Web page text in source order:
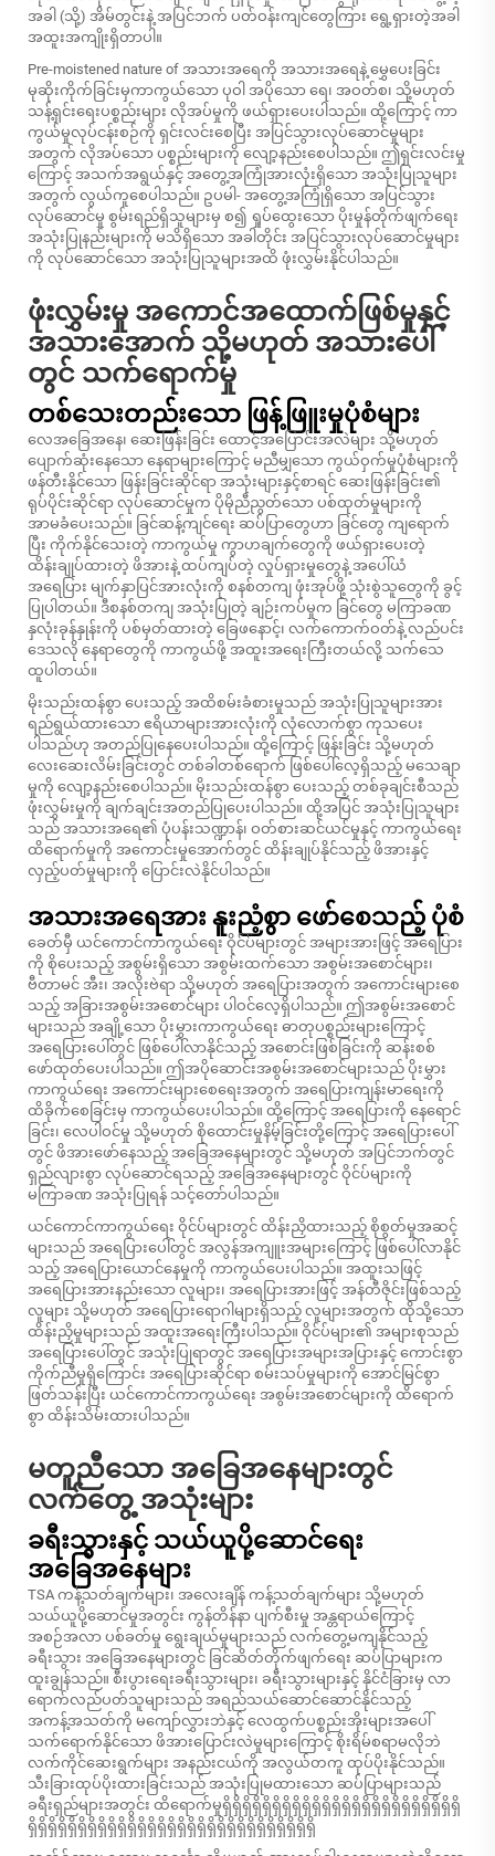
အခါ (သို့) အိမ်တွင်းနဲ့ အပြင်ဘက် ပတ်ဝန်းကျင်တွေကြား ရွေ့ရှားတဲ့အခါ
အထူးအကျိုးရှိတာပါ။
Pre-moistened nature of အသားအရေကို အသားအရေနဲ့ မွှေပေးခြင်း
မုဆိုးကိုက်ခြင်းမှကာကွယ်သော ပုဝါ အပိုသော ရေ၊ အဝတ်စ၊ သို့မဟုတ်
သန့်ရှင်းရေးပစ္စည်းများ လိုအပ်မှုကို ဖယ်ရှားပေးပါသည်။ ထို့ကြောင့် ကာ
ကွယ်မှုလုပ်ငန်းစဉ်ကို ရှင်းလင်းစေပြီး အပြင်သွားလုပ်ဆောင်မှုများ
အတွက် လိုအပ်သော ပစ္စည်းများကို လျော့နည်းစေပါသည်။ ဤရှင်းလင်းမှု
ကြောင့် အသက်အရွယ်နှင့် အတွေ့အကြုံအားလုံးရှိသော အသုံးပြုသူများ
အတွက် လွယ်ကူစေပါသည်။ ဥပမါ- အတွေ့အကြုံရှိသော အပြင်သွား
လုပ်ဆောင်မှု စွမ်းရည်ရှိသူများမှ စ၍ ရှုပ်ထွေးသော ပိုးမှုန်တိုက်ဖျက်ရေး
အသုံးပြုနည်းများကို မသိရှိသော အခါတိုင်း အပြင်သွားလုပ်ဆောင်မှုများ
ကို လုပ်ဆောင်သော အသုံးပြုသူများအထိ ဖုံးလွှမ်းနိုင်ပါသည်။
ဖုံးလွှမ်းမှု အကောင်အထောက်ဖြစ်မှုနှင့်
အသားအောက် သို့မဟုတ် အသားပေါ်
တွင် သက်ရောက်မှု
တစ်သေးတည်းသော ဖြန့်ဖြူးမှုပုံစံများ
လေအခြေအနေ၊ ဆေးဖြန်းခြင်း ထောင့်အပြောင်းအလဲများ သို့မဟုတ်
ပျောက်ဆုံးနေသော နေရာများကြောင့် မညီမျှသော ကွယ်ဝှက်မှုပုံစံများကို
ဖန်တီးနိုင်သော ဖြန်းခြင်းဆိုင်ရာ အသုံးများနှင့်စာရင် ဆေးဖြန်းခြင်း၏
ရုပ်ပိုင်းဆိုင်ရာ လုပ်ဆောင်မှုက ပိုမိုညီညွတ်သော ပစ်ထုတ်မှုများကို
အာမခံပေးသည်။ ခြင်ဆန့်ကျင်ရေး ဆပ်ပြာတွေဟာ ခြင်တွေ ကျရောက်
ပြီး ကိုက်နိုင်သေးတဲ့ ကာကွယ်မှု ကွာဟချက်တွေကို ဖယ်ရှားပေးတဲ့
ထိန်းချုပ်ထားတဲ့ ဖိအားနဲ့ ထပ်ကျပ်တဲ့ လှုပ်ရှားမှုတွေနဲ့ အပေါ်ယံ
အရေပြား မျက်နှာပြင်အားလုံးကို စနစ်တကျ ဖုံးအုပ်ဖို့ သုံးစွဲသူတွေကို ခွင့်
ပြုပါတယ်။ ဒီစနစ်တကျ အသုံးပြုတဲ့ ချဉ်းကပ်မှုက ခြင်တွေ မကြာခဏ
နှလုံးခုန်နှုန်းကို ပစ်မှတ်ထားတဲ့ ခြေဖနောင့်၊ လက်ကောက်ဝတ်နဲ့ လည်ပင်း
ဒေသလို နေရာတွေကို ကာကွယ်ဖို့ အထူးအရေးကြီးတယ်လို့ သက်သေ
ထူပါတယ်။
မိုးသည်းထန်စွာ ပေးသည့် အထိစမ်းခံစားမှုသည် အသုံးပြုသူများအား
ရည်ရွယ်ထားသော ဧရိယာများအားလုံးကို လုံလောက်စွာ ကုသပေး
ပါသည်ဟု အတည်ပြုနေပေးပါသည်။ ထို့ကြောင့် ဖြန်းခြင်း သို့မဟုတ်
လေးဆေးလိမ်းခြင်းတွင် တစ်ခါတစ်ရောက် ဖြစ်ပေါ်လေ့ရှိသည့် မသေချာ
မှုကို လျော့နည်းစေပါသည်။ မိုးသည်းထန်စွာ ပေးသည့် တစ်ခုချင်းစီသည်
ဖုံးလွှမ်းမှုကို ချက်ချင်းအတည်ပြုပေးပါသည်။ ထို့အပြင် အသုံးပြုသူများ
သည် အသားအရေ၏ ပုံပန်းသဏ္ဍာန်၊ ဝတ်စားဆင်ယင်မှုနှင့် ကာကွယ်ရေး
ထိရောက်မှုကို အကောင်းမှုအောက်တွင် ထိန်းချုပ်နိုင်သည့် ဖိအားနှင့်
လှည့်ပတ်မှုများကို ပြောင်းလဲနိုင်ပါသည်။
အသားအရေအား နူးညံ့စွာ ဖော်စေသည့် ပုံစံ
ခေတ်မှီ ယင်ကောင်ကာကွယ်ရေး ဝိုင်ပ်များတွင် အများအားဖြင့် အရေပြား
ကို စိုပေးသည့် အစွမ်းရှိသော အစွမ်းထက်သော အစွမ်းအစောင်များ၊
ဗီတာမင် အီး၊ အလိုးဗဲရာ သို့မဟုတ် အရေပြားအတွက် အကောင်းများစေ
သည့် အခြားအစွမ်းအစောင်များ ပါဝင်လေ့ရှိပါသည်။ ဤအစွမ်းအစောင်
များသည် အချို့သော ပိုးမွှားကာကွယ်ရေး ဓာတုပစ္စည်းများကြောင့်
အရေပြားပေါ်တွင် ဖြစ်ပေါ်လာနိုင်သည့် အစောင်းဖြစ်ခြင်းကို ဆန်းစစ်
ဖော်ထုတ်ပေးပါသည်။ ဤအပိုဆောင်းအစွမ်းအစောင်များသည် ပိုးမွှား
ကာကွယ်ရေး အကောင်းများစေရေးအတွက် အရေပြားကျန်းမာရေးကို
ထိခိုက်စေခြင်းမှ ကာကွယ်ပေးပါသည်။ ထို့ကြောင့် အရေပြားကို နေရောင်
ခြင်း၊ လေပါဝင်မှု သို့မဟုတ် စိုထောင်းမှုနိမ့်ခြင်းတို့ကြောင့် အရေပြားပေါ်
တွင် ဖိအားဖော်နေသည့် အခြေအနေများတွင် သို့မဟုတ် အပြင်ဘက်တွင်
ရှည်လျားစွာ လုပ်ဆောင်ရသည့် အခြေအနေများတွင် ဝိုင်ပ်များကို
မကြာခဏ အသုံးပြုရန် သင့်တော်ပါသည်။
ယင်ကောင်ကာကွယ်ရေး ဝိုင်ပ်များတွင် ထိန်းညှိထားသည့် စိုစွတ်မှုအဆင့်
များသည် အရေပြားပေါ်တွင် အလွန်အကျူးအများကြောင့် ဖြစ်ပေါ်လာနိုင်
သည့် အရေပြားယောင်နေမှုကို ကာကွယ်ပေးပါသည်။ အထူးသဖြင့်
အရေပြားအားနည်းသော လူများ၊ အရေပြားအားဖြင့် အန်တီဇိုင်းဖြစ်သည့်
လူများ သို့မဟုတ် အရေပြားရောဂါများရှိသည့် လူများအတွက် ထိုသို့သော
ထိန်းညှိမှုများသည် အထူးအရေးကြီးပါသည်။ ဝိုင်ပ်များ၏ အများစုသည်
အရေပြားပေါ်တွင် အသုံးပြုရာတွင် အရေပြားအများအပြားနှင့် ကောင်းစွာ
ကိုက်ညီမှုရှိကြောင်း အရေပြားဆိုင်ရာ စမ်းသပ်မှုများကို အောင်မြင်စွာ
ဖြတ်သန်းပြီး ယင်ကောင်ကာကွယ်ရေး အစွမ်းအစောင်များကို ထိရောက်
စွာ ထိန်းသိမ်းထားပါသည်။
မတူညီသော အခြေအနေများတွင်
လက်တွေ့ အသုံးများ
ခရီးသွားနှင့် သယ်ယူပို့ဆောင်ရေး
အခြေအနေများ
TSA ကန့်သတ်ချက်များ၊ အလေးချိန် ကန့်သတ်ချက်များ သို့မဟုတ်
သယ်ယူပို့ဆောင်မှုအတွင်း ကွန်တိန်နာ ပျက်စီးမှု အန္တရာယ်ကြောင့်
အစဉ်အလာ ပစ်ခတ်မှု ရွေးချယ်မှုများသည် လက်တွေ့မကျနိုင်သည့်
ခရီးသွား အခြေအနေများတွင် ခြင်ဆိတ်တိုက်ဖျက်ရေး ဆပ်ပြာများက
ထူးချွန်သည်။ စီးပွားရေးခရီးသွားများ၊ ခရီးသွားများနှင့် နိုင်ငံခြားမှ လာ
ရောက်လည်ပတ်သူများသည် အရည်သယ်ဆောင်ဆောင်နိုင်သည့်
အကန့်အသတ်ကို မကျော်လွှားဘဲနှင့် လေထွက်ပစ္စည်းအိုးများအပေါ်
သက်ရောက်နိုင်သော ဖိအားပြောင်းလဲမှုများကြောင့် စိုးရိမ်စရာမလိုဘဲ
လက်ကိုင်ဆေးရွက်များ အနည်းငယ်ကို အလွယ်တကူ ထုပ်ပိုးနိုင်သည်။
သီးခြားထုပ်ပိုးထားခြင်းသည် အသုံးပြုမထားသော ဆပ်ပြာများသည်
ခရီးရှည်များအတွင်း ထိရောက်မှုရှိရှိရှိရှိရှိရှိရှိရှိရှိရှိရှိရှိရှိရှိရှိရှိရှိရှိရှိရှိရှိရှိရှိရှိ
ရှိရှိရှိရှိရှိရှိရှိရှိရှိရှိရှိရှိရှိရှိရှိရှိရှိရှိရှိရှိရှိရှိရှိရှိရှိရှိရှိရှိရှိ